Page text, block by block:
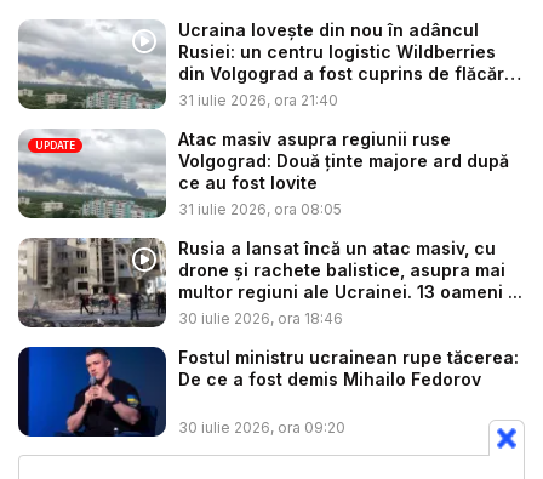
Ucraina lovește din nou în adâncul
Rusiei: un centru logistic Wildberries
din Volgograd a fost cuprins de flăcări
...
31 iulie 2026, ora 21:40
UPDATE
Atac masiv asupra regiunii ruse
Volgograd: Două ținte majore ard după
ce au fost lovite
31 iulie 2026, ora 08:05
Rusia a lansat încă un atac masiv, cu
drone și rachete balistice, asupra mai
multor regiuni ale Ucrainei. 13 oameni ...
30 iulie 2026, ora 18:46
Fostul ministru ucrainean rupe tăcerea:
De ce a fost demis Mihailo Fedorov
30 iulie 2026, ora 09:20